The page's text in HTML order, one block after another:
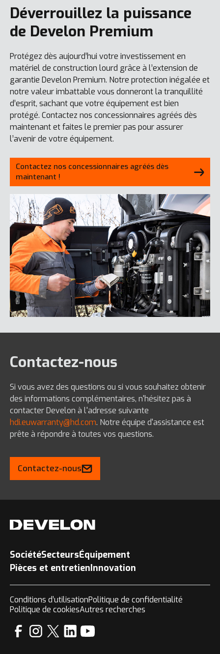
Déverrouillez la puissance
de Develon Premium
Protégez dès aujourd’hui votre investissement en
matériel de construction lourd grâce à l’extension de
garantie Develon Premium. Notre protection inégalée et
notre valeur imbattable vous donneront la tranquillité
d’esprit, sachant que votre équipement est bien
protégé. Contactez nos concessionnaires agréés dès
maintenant et faites le premier pas pour assurer
l’avenir de votre équipement.
Contactez nos concessionnaires agréés dès
maintenant !
Contactez-nous
Si vous avez des questions ou si vous souhaitez obtenir
des informations complémentaires, n'hésitez pas à
contacter Develon à l'adresse suivante
hdi.euwarranty@hd.com. Notre équipe d'assistance est
prête à répondre à toutes vos questions.
Contactez-nous
SociétéSecteursÉquipement
Pièces et entretienInnovation
Conditions d’utilisationPolitique de confidentialité
Politique de cookiesAutres recherches